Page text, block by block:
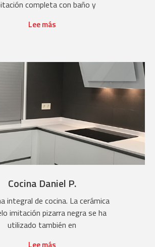
completa con baño y
Lee más
Cocina Daniel P.
integral de cocina. La cerámica
imitación pizarra negra se ha
utilizado también en